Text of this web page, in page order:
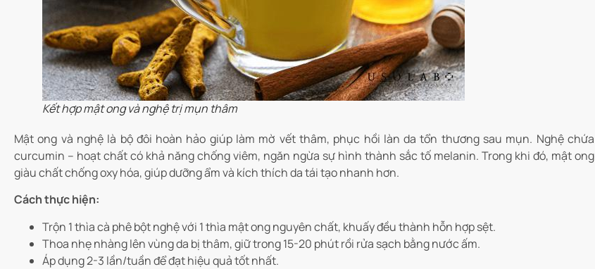
Kết hợp mật ong và nghệ trị mụn thâm
Mật ong và nghệ là bộ đôi hoàn hảo giúp làm mờ vết thâm, phục hồi làn da tổn thương sau mụn. Nghệ chứa
curcumin – hoạt chất có khả năng chống viêm, ngăn ngừa sự hình thành sắc tố melanin. Trong khi đó, mật ong
giàu chất chống oxy hóa, giúp dưỡng ẩm và kích thích da tái tạo nhanh hơn.
Cách thực hiện:
Trộn 1 thìa cà phê bột nghệ với 1 thìa mật ong nguyên chất, khuấy đều thành hỗn hợp sệt.
Thoa nhẹ nhàng lên vùng da bị thâm, giữ trong 15-20 phút rồi rửa sạch bằng nước ấm.
Áp dụng 2-3 lần/tuần để đạt hiệu quả tốt nhất.